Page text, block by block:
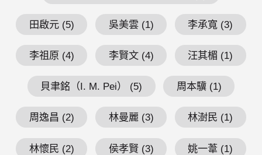
田啟元 (5) 吳美雲 (1) 李承寬 (3)
李祖原 (4) 李賢文 (4) 汪其楣 (1)
貝聿銘（I. M. Pei） (5) 周本驥 (1)
周逸昌 (2) 林曼麗 (3) 林澍民 (1)
林懷民 (2) 侯孝賢 (3) 姚一葦 (1)